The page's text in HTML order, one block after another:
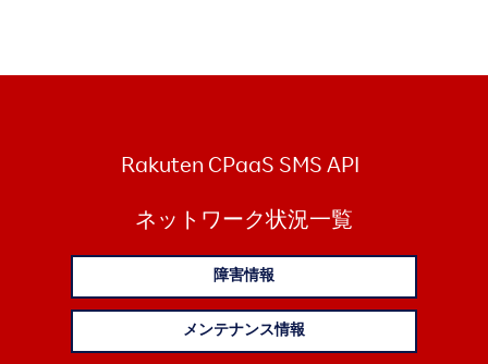
Rakuten CPaaS SMS API
ネットワーク状況一覧
障害情報
メンテナンス情報